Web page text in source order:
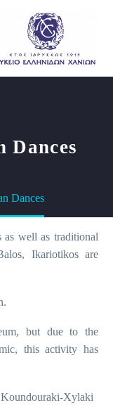
Dances
Dances
as well as traditional
Ikariotikos are
but due to the
this activity has
Xylaki